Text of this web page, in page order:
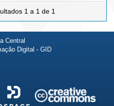
1 a 1 de 1
Central
Digital - GID